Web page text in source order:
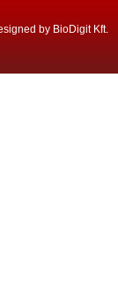
by BioDigit Kft.